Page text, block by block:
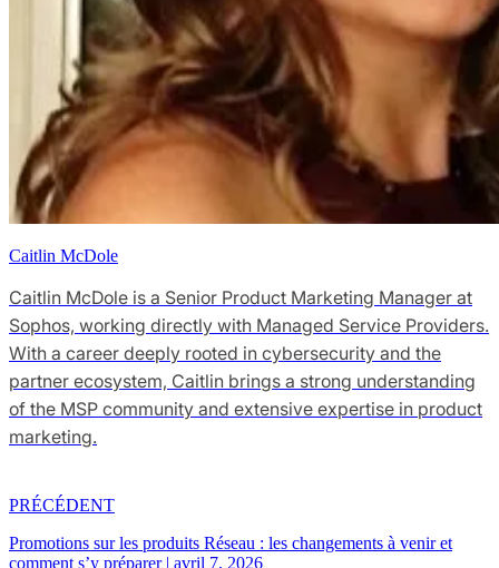
Caitlin McDole
Caitlin McDole is a Senior Product Marketing Manager at
Sophos, working directly with Managed Service Providers.
With a career deeply rooted in cybersecurity and the
partner ecosystem, Caitlin brings a strong understanding
of the MSP community and extensive expertise in product
marketing.
PRÉCÉDENT
Promotions sur les produits Réseau : les changements à venir et
comment s’y préparer| avril 7, 2026